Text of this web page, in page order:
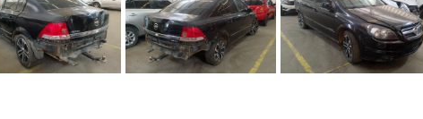
Habilite-se para efetuar lances ou propostas